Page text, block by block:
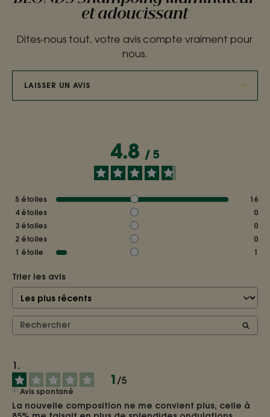
et adoucissant
Dites-nous tout, votre avis compte vraiment pour
nous.
LAISSER UN AVIS
4.8 / 5
5 étoiles
16
4 étoiles
0
3 étoiles
0
2 étoiles
0
1 étoile 1
Trier les avis
1/5
Avis spontané
La nouvelle composition ne me convient plus, celle à